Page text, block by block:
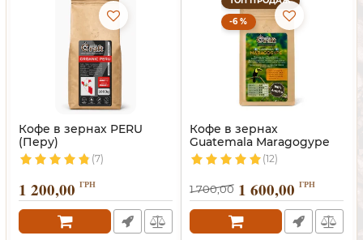
Кофе в зернах PERU
(Перу)
(7)
1 200,00 ГРН
-6 %
Кофе в зернах
Guatemala Maragogype
(Марагоджип)
(12)
1 700,00 1 600,00 ГРН